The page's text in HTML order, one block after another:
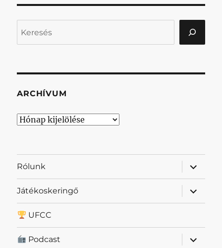
ARCHÍVUM
Archívum
Rólunk
almenü
Játékoskeringő
almenü
UFCC
Podcast
almenü